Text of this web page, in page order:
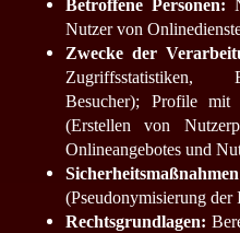
Betroffene Personen:
Nutzer von
Zwecke der
Zugriffsstatistiken,
Besucher); Profile mit
(Erstellen von
Onlineangebotes und
(Pseudonymisierung der
Rechtsgrundlagen: